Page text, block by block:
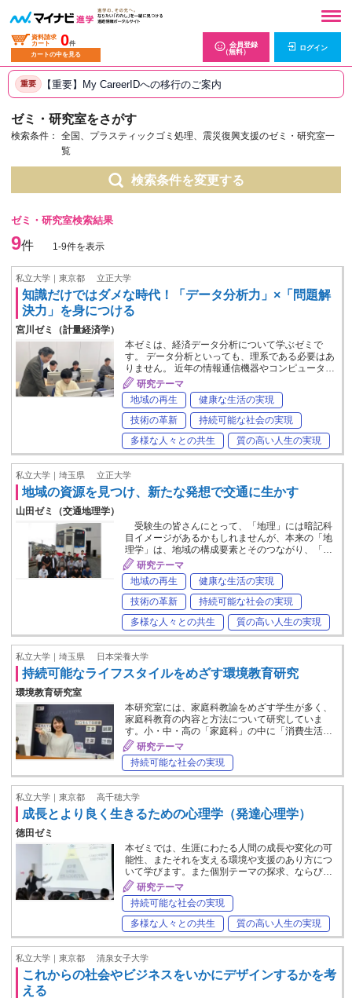
資料請求
カート
0件
カートの中を見る
会員登録
（無料）
ログイン
重要 【重要】My CareerIDへの移行のご案内
ゼミ・研究室をさがす
検索条件：
全国、プラスティックゴミ処理、震災復興支援のゼミ・研究室一
覧
検索条件を変更する
ゼミ・研究室検索結果
9件 1-9件を表示
私立大学｜東京都 立正大学
知識だけではダメな時代！「データ分析力」×「問題解
決力」を身につける
宮川ゼミ（計量経済学）
本ゼミは、経済データ分析について学ぶゼミで
す。 データ分析といっても、理系である必要はあ
りません。 近年の情報通信機器やコンピュータ…
研究テーマ
地域の再生
健康な生活の実現
技術の革新
持続可能な社会の実現
多様な人々との共生
質の高い人生の実現
私立大学｜埼玉県 立正大学
地域の資源を見つけ、新たな発想で交通に生かす
山田ゼミ（交通地理学）
受験生の皆さんにとって、「地理」には暗記科
目イメージがあるかもしれませんが、本来の「地
理学」は、地域の構成要素とそのつながり、「…
研究テーマ
地域の再生
健康な生活の実現
技術の革新
持続可能な社会の実現
多様な人々との共生
質の高い人生の実現
私立大学｜埼玉県 日本栄養大学
持続可能なライフスタイルをめざす環境教育研究
環境教育研究室
本研究室には、家庭科教諭をめざす学生が多く、
家庭科教育の内容と方法について研究していま
す。小・中・高の「家庭科」の中に「消費生活…
研究テーマ
持続可能な社会の実現
私立大学｜東京都 高千穂大学
成長とより良く生きるための心理学（発達心理学）
徳田ゼミ
本ゼミでは、生涯にわたる人間の成長や変化の可
能性、またそれを支える環境や支援のあり方につ
いて学びます。また個別テーマの探求、ならび…
研究テーマ
持続可能な社会の実現
多様な人々との共生
質の高い人生の実現
私立大学｜東京都 清泉女子大学
これからの社会やビジネスをいかにデザインするかを考
える